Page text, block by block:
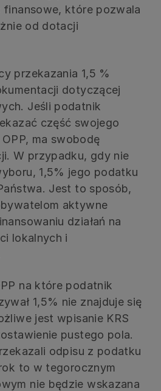
finansowe, które pozwala
od dotacji
przekazania 1,5 %
dotyczącej
Jeśli podatnik
część swojego
ma swobodę
W przypadku, gdy nie
1,5% jego podatku
Jest to sposób,
aktywne
działań na
lokalnych i
na które podatnik
1,5% nie znajduje się
jest wpisanie KRS
pustego pola.
odpisu z podatku
to w tegorocznym
nie będzie wskazana